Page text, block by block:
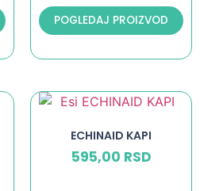
POGLEDAJ PROIZVOD
ECHINAID KAPI
595,00 RSD